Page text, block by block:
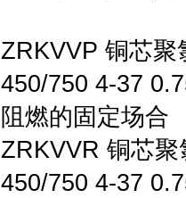
ZRKVVP 铜芯聚
450/750 4-37
阻燃的固定
ZRKVVR 铜芯
450/750 4-37